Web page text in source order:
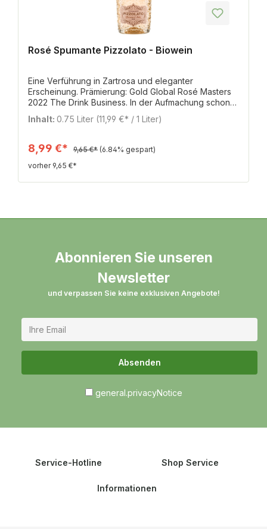
Rosé Spumante Pizzolato - Biowein
Eine Verführung in Zartrosa und eleganter
Erscheinung. Prämierung: Gold Global Rosé Masters
2022 The Drink Business. In der Aufmachung schon
optisch eine Show. Das Flaschendesign erinnert an
ein edles Parfümflakon. Harmonisch und fruchtig mit
floralen Noten. Sehr frisch und saftig, gute Perlage.
Inhalt: 0.75 Liter (11,99 €* / 1 Liter)
8,99 €* 9,65 €* (6.84% gespart)
vorher 9,65 €*
Abonnieren Sie unseren
Newsletter
und verpassen Sie keine exklusiven Angebote!
Absenden
general.privacyNotice
Service-Hotline Shop Service
Informationen